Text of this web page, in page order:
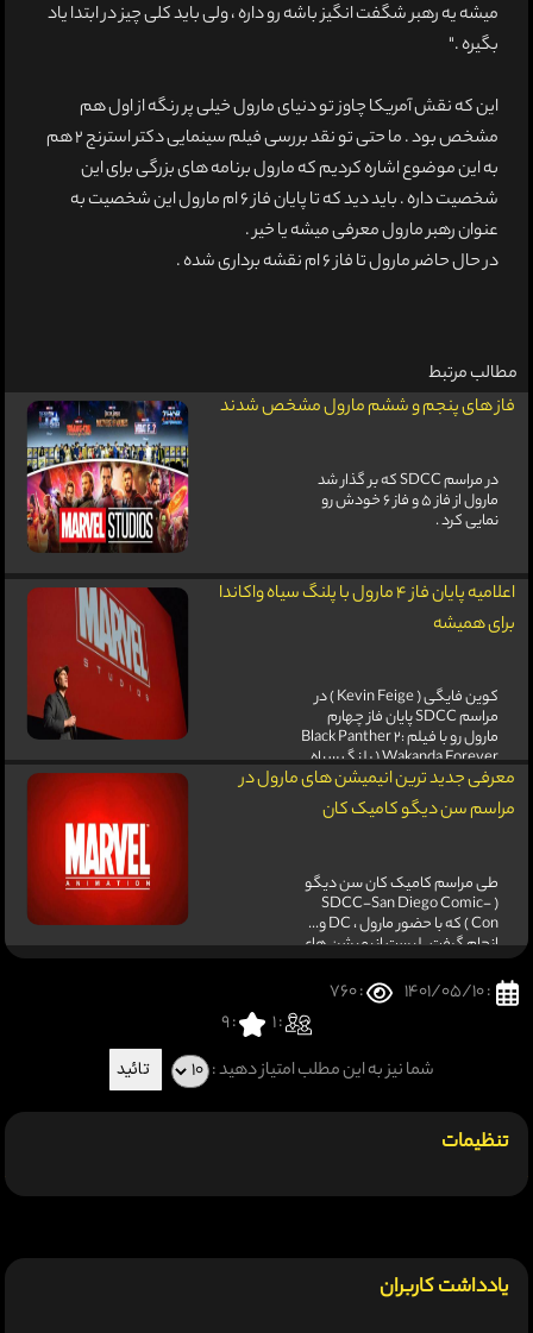
میشه یه رهبر شگفت انگیز باشه رو داره ، ولی باید کلی چیز در ابتدا یاد
بگیره ."
این که نقش آمریکا چاوز تو دنیای مارول خیلی پر رنگه از اول هم
مشخص بود . ما حتی تو نقد بررسی فیلم سینمایی دکتر استرنج 2 هم
به این موضوع اشاره کردیم که مارول برنامه های بزرگی برای این
شخصیت داره . باید دید که تا پایان فاز 6 ام مارول این شخصیت به
عنوان رهبر مارول معرفی میشه یا خیر .
در حال حاضر مارول تا فاز 6 ام نقشه برداری شده .
مطالب مرتبط
فاز های پنجم و ششم مارول مشخص شدند
در مراسم SDCC که بر گذار شد
مارول از فاز 5 و فاز 6 خودش رو
نمایی کرد .
اعلامیه پایان فاز 4 مارول با پلنگ سیاه واکاندا
برای همیشه
کوین فایگی ( Kevin Feige ) در
مراسم SDCC پایان فاز چهارم
مارول رو با فیلم Black Panther 2:
Wakanda Forever ( پلنگ سیاه
2: واکاندا برای همیشه ) اعلام کرد.
معرفی جدید ترین انیمیشن های مارول در
مراسم سن دیگو کامیک کان
طی مراسم کامیک کان سن دیگو
( SDCC-San Diego Comic-
Con ) که با حضور مارول ، DC و...
انجام گرفت ، لیست انیمیشن های
آینده مارول اعلام شد .
: 1401/05/10
: 760
: 1
:
9
شما نیز به این مطلب امتیاز دهید :
تنظیمات
یادداشت کاربران